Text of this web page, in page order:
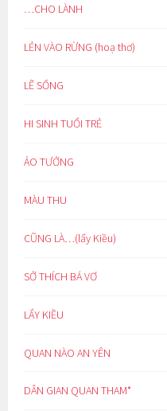
…CHO LÀNH
LẺN VÀO RỪNG (hoạ thơ)
LẼ SỐNG
HI SINH TUỔI TRẺ
ẢO TƯỞNG
MÀU THU
CŨNG LÀ…(lẩy Kiều)
SỞ THÍCH BÁ VƠ
LẨY KIỀU
QUAN NÀO AN YÊN
DÂN GIAN QUAN THAM*